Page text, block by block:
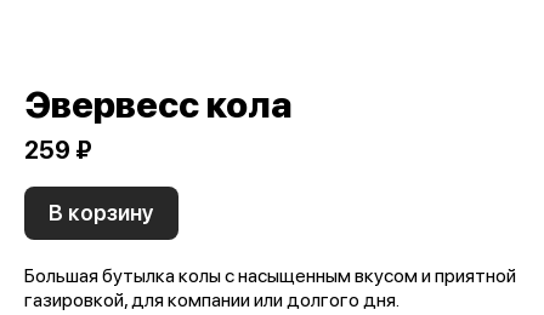
Эвервесс кола
259 ₽
В корзину
Большая бутылка колы с насыщенным вкусом и приятной
газировкой, для компании или долгого дня.